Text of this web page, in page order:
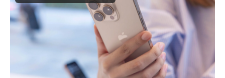
Experten
Mein B:O
Mein Konto